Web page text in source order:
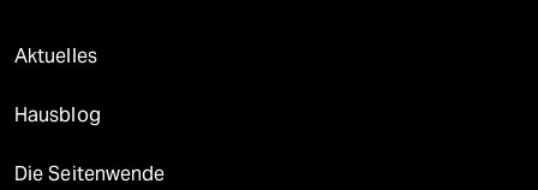
Aktuelles
Hausblog
Die Seitenwende